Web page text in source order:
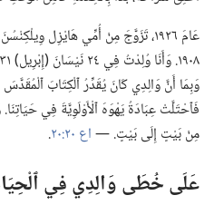
عَامَ ١٩٢٦،‏ تَزَوَّجَ مِنْ أُمِّي هَايْزِل
وَبِمَا أَنَّ وَالِدِي كَانَ يُقَدِّرُ ٱلْكِتَابَ ٱلْمُقَدَّسَ
فَٱحْتَلَّتْ عِبَادَةُ يَهْوَهَ ٱلْأَوْلَوِيَّةَ فِي
مِنْ بَيْتٍ إِلَى بَيْتٍ.‏ —‏اع ٢٠:‏٢٠ ‏.‏
عَلَى خُطَى وَالِدِي فِي